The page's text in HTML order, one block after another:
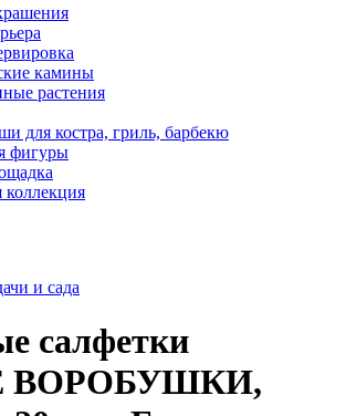
камины
растения
для костра, гриль, барбекю
фигуры
коллекция
и сада
салфетки